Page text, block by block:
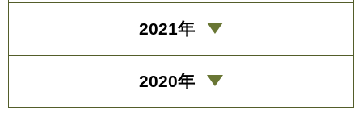
2021年
2020年